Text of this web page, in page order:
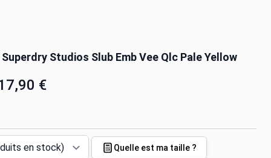
Studios Slub Emb Vee Qlc Pale Yellow
€
Quelle est ma taille ?